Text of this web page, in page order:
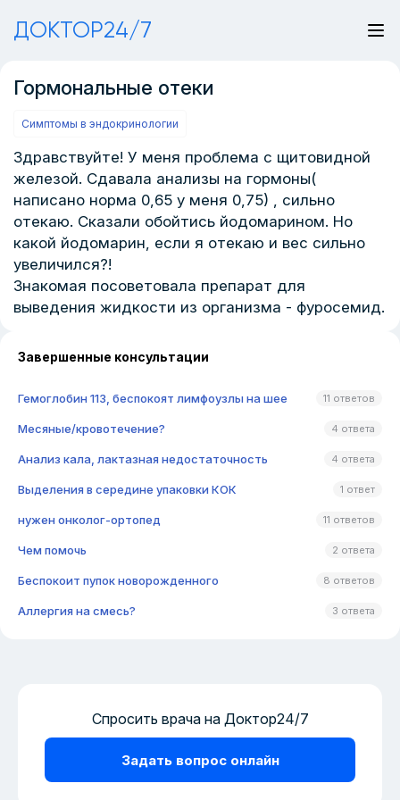
ДОКТОР24/7
Гормональные отеки
Симптомы в эндокринологии
Здравствуйте! У меня проблема с щитовидной
железой. Сдавала анализы на гормоны(
написано норма 0,65 у меня 0,75) , сильно
отекаю. Сказали обойтись йодомарином. Но
какой йодомарин, если я отекаю и вес сильно
увеличился?!
Знакомая посоветовала препарат для
выведения жидкости из организма - фуросемид.
Завершенные консультации
Гемоглобин 113, беспокоят лимфоузлы на шее 11 ответов
Месяные/кровотечение? 4 ответа
Анализ кала, лактазная недостаточность 4 ответа
Выделения в середине упаковки КОК 1 ответ
нужен онколог-ортопед 11 ответов
Чем помочь 2 ответа
Беспокоит пупок новорожденного 8 ответов
Аллергия на смесь? 3 ответа
Спросить врача на Доктор24/7
Задать вопрос онлайн